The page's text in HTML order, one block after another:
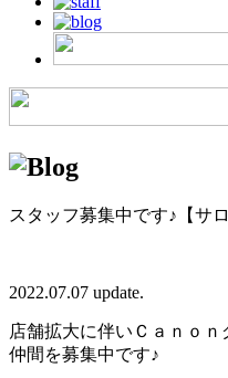
スタッフ募集中です♪【サ
2022.07.07 update.
店舗拡大に伴いＣａｎｏ
仲間を募集中です♪